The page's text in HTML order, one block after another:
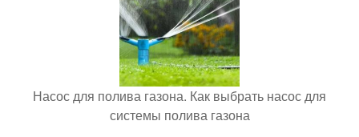
Насос для полива газона. Как выбрать насос для
системы полива газона